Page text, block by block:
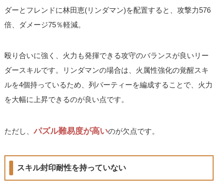
ダーとフレンドに林田恵(リンダマン)を配置すると、攻撃力576
倍、ダメージ75％軽減。
殴り合いに強く、火力も発揮できる攻守のバランスが良いリー
ダースキルです。リンダマンの場合は、火属性強化の覚醒スキ
ルを4個持っているため、列パーティーを編成することで、火力
を大幅に上昇できるのが良い点です。
ただし、パズル難易度が高いのが欠点です。
スキル封印耐性を持っていない